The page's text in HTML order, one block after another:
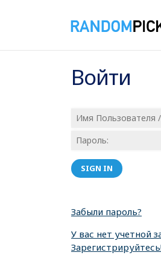
Войти
SIGN IN
Забыли пароль?
У вас нет учетной
Зарегистрируйтесь!